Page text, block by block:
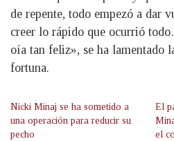
de repente, todo empezó a dar
creer lo rápido que ocurrió
oía tan feliz», se ha lamentado
fortuna.
Nicki Minaj se ha sometido a
una operación para reducir su
pecho
El
el